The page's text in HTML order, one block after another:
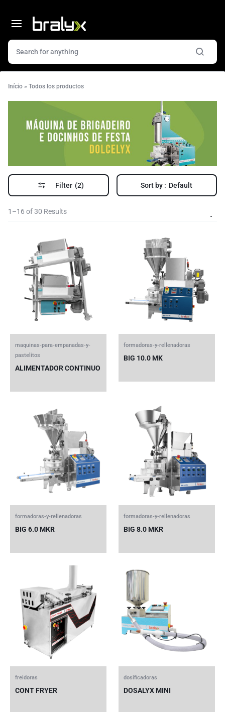
Início » Todos los productos
Filter (2) Sort by : Default
1–16 of 30 Results
maquinas-para-empanadas-y-
pastelitos
ALIMENTADOR CONTINUO
formadoras-y-rellenadoras
BIG 10.0 MK
formadoras-y-rellenadoras
BIG 6.0 MKR
formadoras-y-rellenadoras
BIG 8.0 MKR
freidoras
CONT FRYER
dosificadoras
DOSALYX MINI